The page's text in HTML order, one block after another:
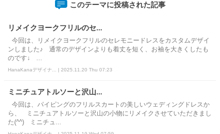
このテーマに投稿された記事
リメイクヨークフリルのセ...
今回は、リメイクヨークフリルのセレモニードレスをカスタムデザイ
ンしました♪ 通常のデザインよりも着丈を短く、お袖を大きくしたも
のです↓ ...
HanaKanaデザイナ... | 2025.11.20 Thu 07:23
ミニチュアトルソーと沢山...
今回は、パイピングのフリルスカートの美しいウェディングドレスか
ら、 ミニチュアトルソーと沢山の小物にリメイクさせていただきまし
た(^^) ミニチュ...